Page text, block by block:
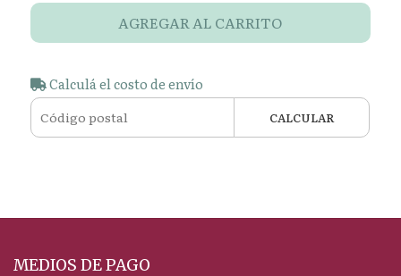
AGREGAR AL CARRITO
Calculá el costo de envío
CALCULAR
MEDIOS DE PAGO